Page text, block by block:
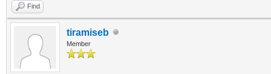
Find
tiramiseb
Member